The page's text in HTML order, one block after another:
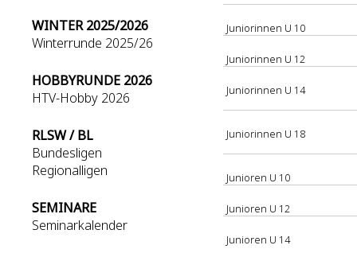
WINTER 2025/2026
Winterrunde 2025/26
HOBBYRUNDE 2026
HTV-Hobby 2026
RLSW / BL
Bundesligen
Regionalligen
SEMINARE
Seminarkalender
Juniorinnen U 10
Juniorinnen U 12
Juniorinnen U 14
Juniorinnen U 18
Junioren U 10
Junioren U 12
Junioren U 14